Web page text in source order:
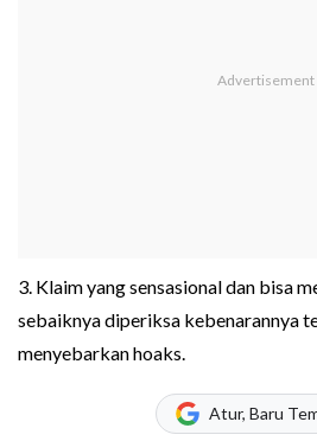
3. Klaim yang sensasional dan bisa
sebaiknya diperiksa kebenarannya
menyebarkan hoaks.
Atur, Baru